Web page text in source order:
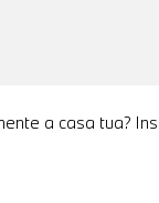
a casa tua?